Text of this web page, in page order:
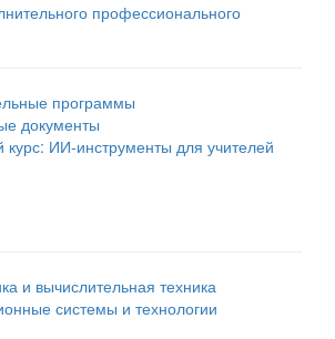
профессионального
программы
документы
курс: ИИ‑инструменты для учителей
и вычислительная техника
системы и технологии